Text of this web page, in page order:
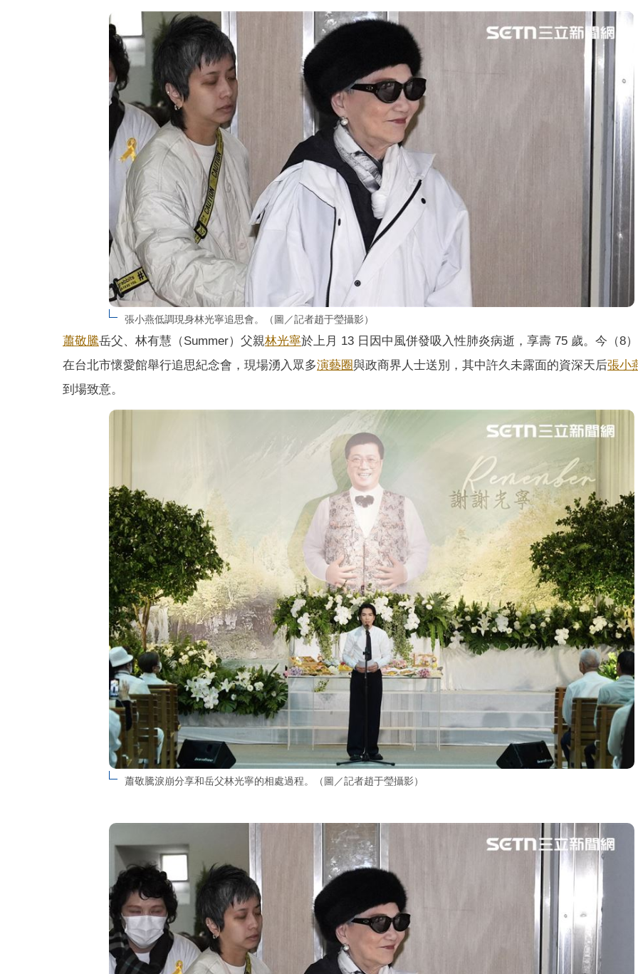
張小燕低調現身林光寧追思會。（圖／記者趙于瑩攝影）
蕭敬騰岳父、林有慧（Summer）父親林光寧於上月 13 日因中風併發吸入性肺炎病逝，享壽 75 歲。今（8
在台北市懷愛館舉行追思紀念會，現場湧入眾多演藝圈與政商界人士送別，其中許久未露面的資深天后張小
到場致意。
蕭敬騰淚崩分享和岳父林光寧的相處過程。（圖／記者趙于瑩攝影）